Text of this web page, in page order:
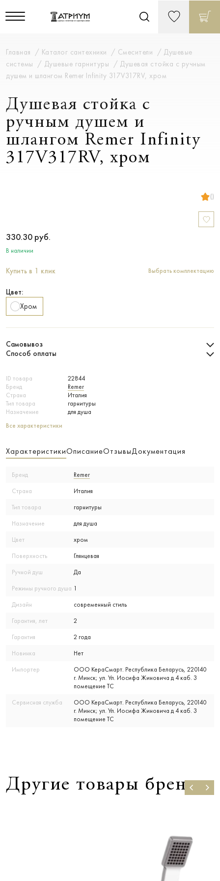
Главная Каталог сантехники Смесители
Душевые
системы
Душевые гарнитуры
Душевая стойка с ручным
душем и шлангом Remer Infinity 317V317RV, хром
Душевая стойка с
ручным душем и
шлангом Remer Infinity
317V317RV, хром
()
ID товара
22844
Бренд
Remer
Страна
Италия
Тип товара
гарнитуры
Назначение
для душа
Все характеристики
330.30 руб.
В наличии
Купить в 1 клик Выбрать комплектацию
Цвет:
Хром
Самовывоз
Способ оплаты
ХарактеристикиОписаниеОтзывыДокументация
Бренд Remer
Страна Италия
Тип товара гарнитуры
Назначение для душа
Цвет хром
Поверхность Глянцевая
Ручной душ Да
Режимы ручного душа 1
Дизайн современный стиль
Гарантия, лет 2
Гарантия 2 года
Новинка Нет
Импортер
ООО КераСмарт. Республика Беларусь, 220140
г. Минск; ул. Ул. Иосифа Жиновича д 4 каб. 3
помещение ТС
Сервисная служба
ООО КераСмарт. Республика Беларусь, 220140
г. Минск; ул. Ул. Иосифа Жиновича д 4 каб. 3
помещение ТС
Другие товары бренда